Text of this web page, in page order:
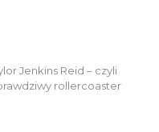
Jenkins Reid – czyli
rollercoaster